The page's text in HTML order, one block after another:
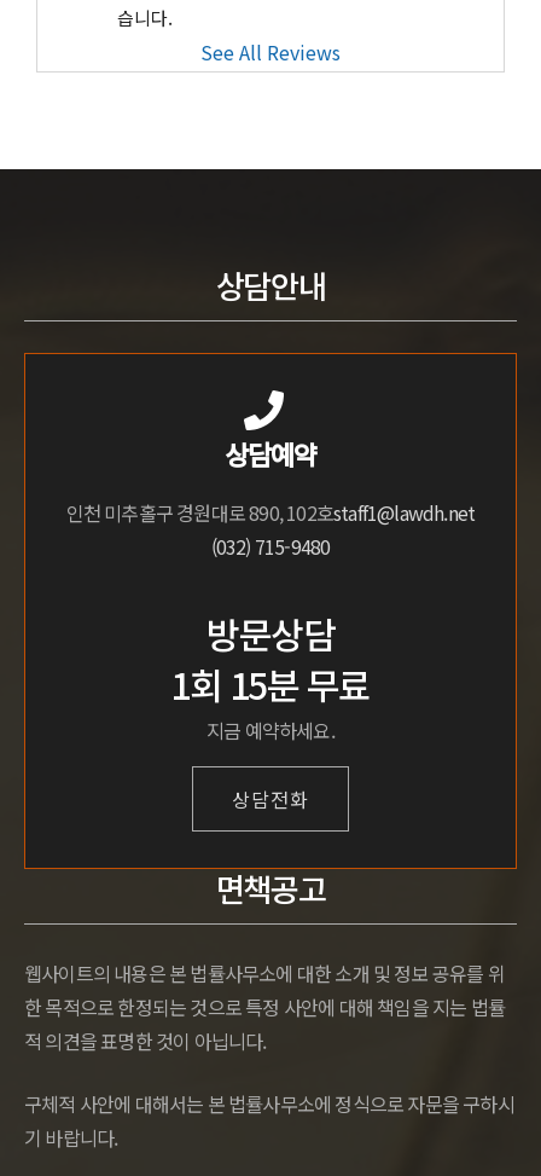
습니다.
See All Reviews
면책공고
웹사이트의 내용은 본 법률사무소에 대한 소개 및 정보 공유를 위
한 목적으로 한정되는 것으로 특정 사안에 대해 책임을 지는 법률
적 의견을 표명한 것이 아닙니다.
구체적 사안에 대해서는 본 법률사무소에 정식으로 자문을 구하시
기 바랍니다.
상담안내
상담예약
인천 미추홀구 경원대로 890, 102호staff1@lawdh.net
(032) 715-9480
방문상담
1회 15분 무료
지금 예약하세요.
상담전화